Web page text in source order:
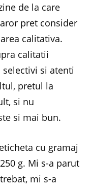
de la care
pret consider
calitativa.
calitatii
si atenti
pretul la
si nu
si mai bun.
cu gramaj
g. Mi s-a parut
mi s-a